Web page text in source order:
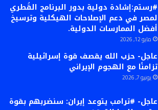
#رستم:إشادة دولية بدور البرنامج القُطري
لمصر في دعم الإصلاحات الهيكلية وترسيخ
أفضل الممارسات الدولية.
مايو 12, 2026
عاجل- حزب الله يقصف قوة إسرائيلية
تزامنًا مع الهجوم الإيراني
يونيو 7, 2026
عاجل- #ترامب يتوعد إيران: سنضربهم بقوة